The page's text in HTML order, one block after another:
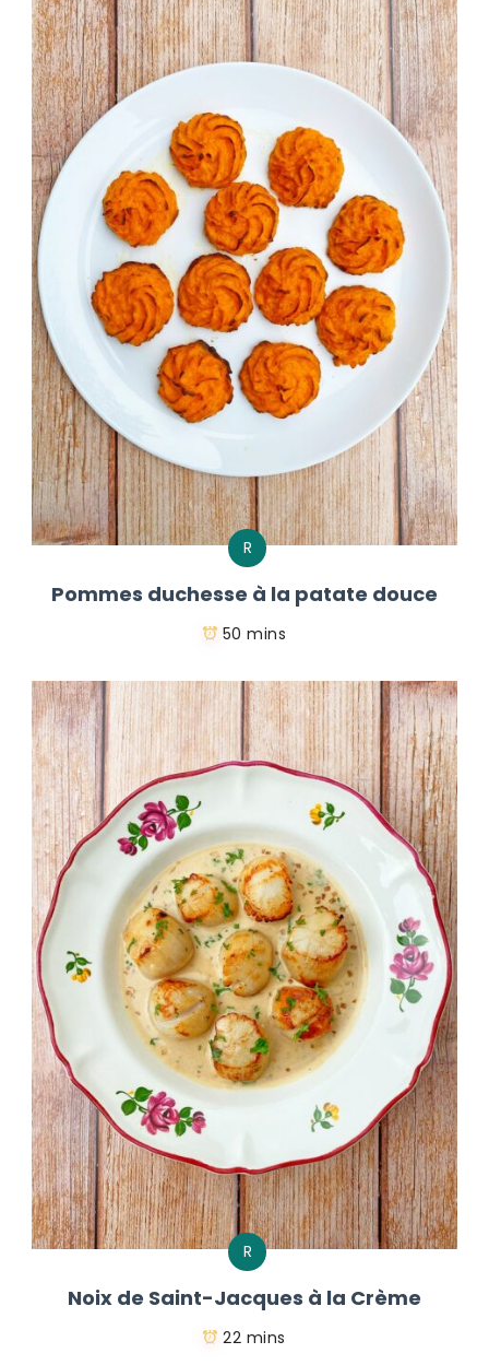
R
Pommes duchesse à la patate douce
50 mins
R
Noix de Saint-Jacques à la Crème
22 mins